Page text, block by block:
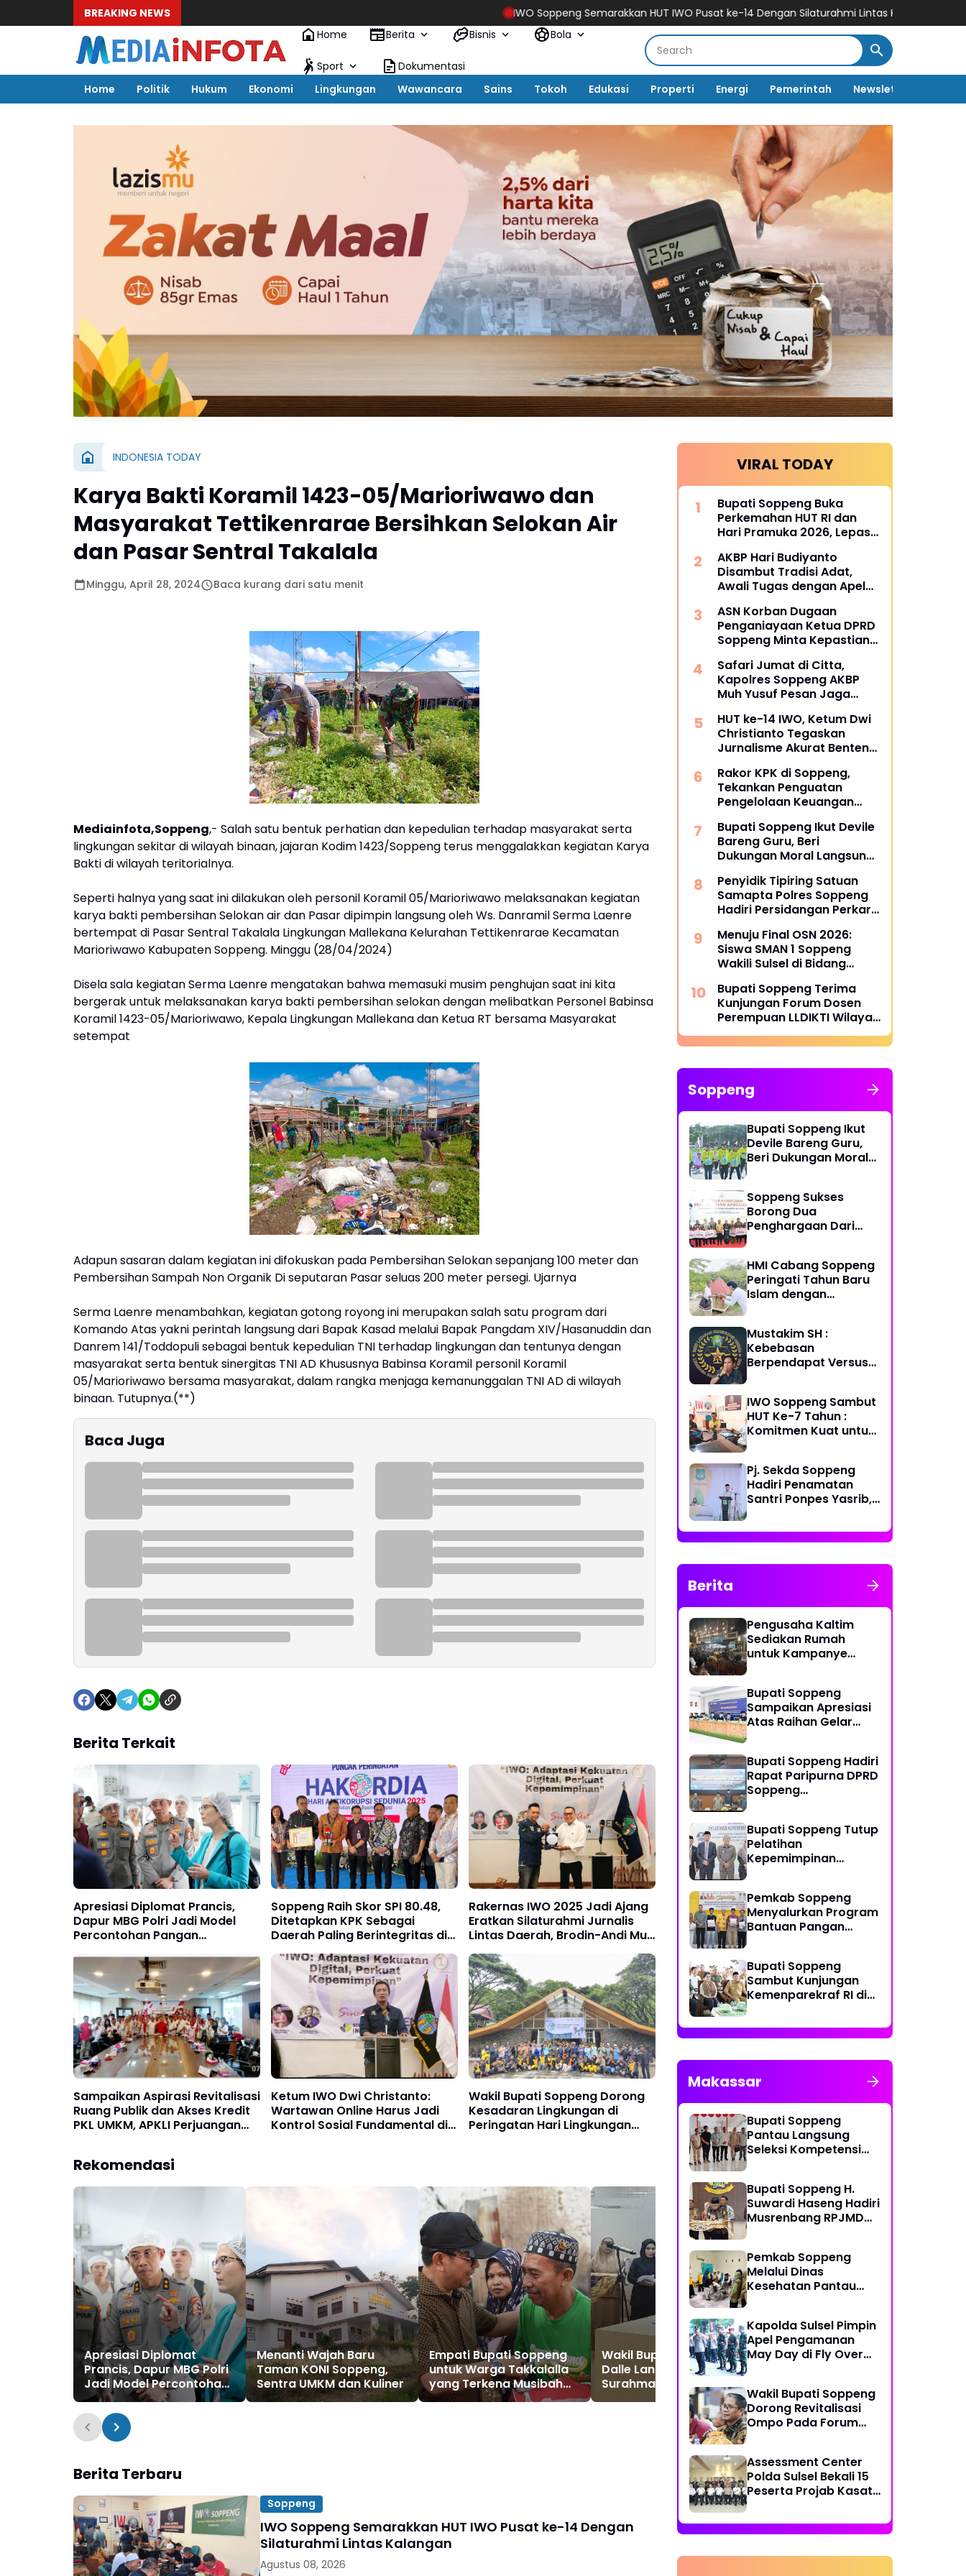
BREAKING NEWS IWO Soppeng Semarakkan HUT IWO Pusat ke-14 Dengan Silaturahmi Lintas Kalangan
Sinergi Kuat Antar
Home
Berita Bisnis Bola
Sport
Dokumentasi
Home
Politik Hukum Ekonomi Lingkungan Wawancara Sains Tokoh Edukasi Properti Energi Pemerintah Newsletter
INDONESIA TODAY
Karya Bakti Koramil 1423-05/Marioriwawo dan
Masyarakat Tettikenrarae Bersihkan Selokan Air
dan Pasar Sentral Takalala
Minggu, April 28, 2024 Baca kurang dari satu menit
Mediainfota,Soppeng,- Salah satu bentuk perhatian dan kepedulian terhadap masyarakat serta
lingkungan sekitar di wilayah binaan, jajaran Kodim 1423/Soppeng terus menggalakkan kegiatan Karya
Bakti di wilayah teritorialnya.
Seperti halnya yang saat ini dilakukan oleh personil Koramil 05/Marioriwawo melaksanakan kegiatan
karya bakti pembersihan Selokan air dan Pasar dipimpin langsung oleh Ws. Danramil Serma Laenre
bertempat di Pasar Sentral Takalala Lingkungan Mallekana Kelurahan Tettikenrarae Kecamatan
Marioriwawo Kabupaten Soppeng. Minggu (28/04/2024)
Disela sala kegiatan Serma Laenre mengatakan bahwa memasuki musim penghujan saat ini kita
bergerak untuk melaksanakan karya bakti pembersihan selokan dengan melibatkan Personel Babinsa
Koramil 1423-05/Marioriwawo, Kepala Lingkungan Mallekana dan Ketua RT bersama Masyarakat
setempat
Adapun sasaran dalam kegiatan ini difokuskan pada Pembersihan Selokan sepanjang 100 meter dan
Pembersihan Sampah Non Organik Di seputaran Pasar seluas 200 meter persegi. Ujarnya
Serma Laenre menambahkan, kegiatan gotong royong ini merupakan salah satu program dari
Komando Atas yakni perintah langsung dari Bapak Kasad melalui Bapak Pangdam XIV/Hasanuddin dan
Danrem 141/Toddopuli sebagai bentuk kepedulian TNI terhadap lingkungan dan tentunya dengan
masyarakat serta bentuk sinergitas TNI AD Khususnya Babinsa Koramil personil Koramil
05/Marioriwawo bersama masyarakat, dalam rangka menjaga kemanunggalan TNI AD di wilayah
binaan. Tutupnya.(**)
Baca Juga
Berita Terkait
Apresiasi Diplomat Prancis,
Dapur MBG Polri Jadi Model
Percontohan Pangan
Soppeng Raih Skor SPI 80.48,
Ditetapkan KPK Sebagai
Daerah Paling Berintegritas di
Sulsel!
Rakernas IWO 2025 Jadi Ajang
Eratkan Silaturahmi Jurnalis
Lintas Daerah, Brodin-Andi Mull
Buktikan Persahabatan 8
Tahun
Sampaikan Aspirasi Revitalisasi
Ruang Publik dan Akses Kredit
PKL UMKM, APKLI Perjuangan
Ketum IWO Dwi Christanto:
Wartawan Online Harus Jadi
Kontrol Sosial Fundamental di
Wakil Bupati Soppeng Dorong
Kesadaran Lingkungan di
Peringatan Hari Lingkungan
Rekomendasi
Apresiasi Diplomat
Prancis, Dapur MBG Polri
Jadi Model Percontohan
Pangan Berkelanjutan
Menanti Wajah Baru
Taman KONI Soppeng,
Sentra UMKM dan Kuliner
Empati Bupati Soppeng
untuk Warga Takkalalla
yang Terkena Musibah
Kebakaran
Wakil Bupati Selle Ks
Dalle Lantik Andi
Surahman Sebagai Pj
Sekda Soppeng
Soppeng Raih Skor SPI
80.48, Ditetapkan KPK
Sebagai Daerah Paling
Berita Terbaru
Soppeng
IWO Soppeng Semarakkan HUT IWO Pusat ke-14 Dengan
Silaturahmi Lintas Kalangan
Agustus 08, 2026
VIRAL TODAY
Bupati Soppeng Buka
Perkemahan HUT RI dan
Hari Pramuka 2026, Lepas
Nasional XII
AKBP Hari Budiyanto
Disambut Tradisi Adat,
Awali Tugas dengan Apel
Soppeng
ASN Korban Dugaan
Penganiayaan Ketua DPRD
Soppeng Minta Kepastian
Safari Jumat di Citta,
Kapolres Soppeng AKBP
Muh Yusuf Pesan Jaga
HUT ke-14 IWO, Ketum Dwi
Christianto Tegaskan
Jurnalisme Akurat Benteng
Rakor KPK di Soppeng,
Tekankan Penguatan
Pengelolaan Keuangan
Bupati Soppeng Ikut Devile
Bareng Guru, Beri
Dukungan Moral Langsung
Penyidik Tipiring Satuan
Samapta Polres Soppeng
Hadiri Persidangan Perkara
Pengadilan Negeri
Watansoppeng
Menuju Final OSN 2026:
Siswa SMAN 1 Soppeng
Wakili Sulsel di Bidang
Bupati Soppeng Terima
Kunjungan Forum Dosen
Perempuan LLDIKTI Wilayah
IX Sultanbatara
Soppeng
Bupati Soppeng Ikut
Devile Bareng Guru,
Beri Dukungan Moral
Soppeng Sukses
Borong Dua
Penghargaan Dari
HMI Cabang Soppeng
Peringati Tahun Baru
Islam dengan
Mustakim SH :
Kebebasan
Berpendapat Versus
IWO Soppeng Sambut
HUT Ke-7 Tahun :
Komitmen Kuat untuk
Pj. Sekda Soppeng
Hadiri Penamatan
Santri Ponpes Yasrib,
Para Pendidik
Berita
Pengusaha Kaltim
Sediakan Rumah
untuk Kampanye
Pemberdayaan
Perantau Kaltim
Bupati Soppeng
Sampaikan Apresiasi
Atas Raihan Gelar
Bupati Soppeng Hadiri
Rapat Paripurna DPRD
Soppeng
Bupati Soppeng Tutup
Pelatihan
Kepemimpinan
Pemkab Soppeng
Menyalurkan Program
Bantuan Pangan
Bupati Soppeng
Sambut Kunjungan
Kemenparekraf RI di
Makassar
Bupati Soppeng
Pantau Langsung
Seleksi Kompetensi
Bupati Soppeng H.
Suwardi Haseng Hadiri
Musrenbang RPJMD
Pemkab Soppeng
Melalui Dinas
Kesehatan Pantau
Haji Kloter 6
Kapolda Sulsel Pimpin
Apel Pengamanan
May Day di Fly Over
Wakil Bupati Soppeng
Dorong Revitalisasi
Ompo Pada Forum
Assessment Center
Polda Sulsel Bekali 15
Peserta Projab Kasat
Utara